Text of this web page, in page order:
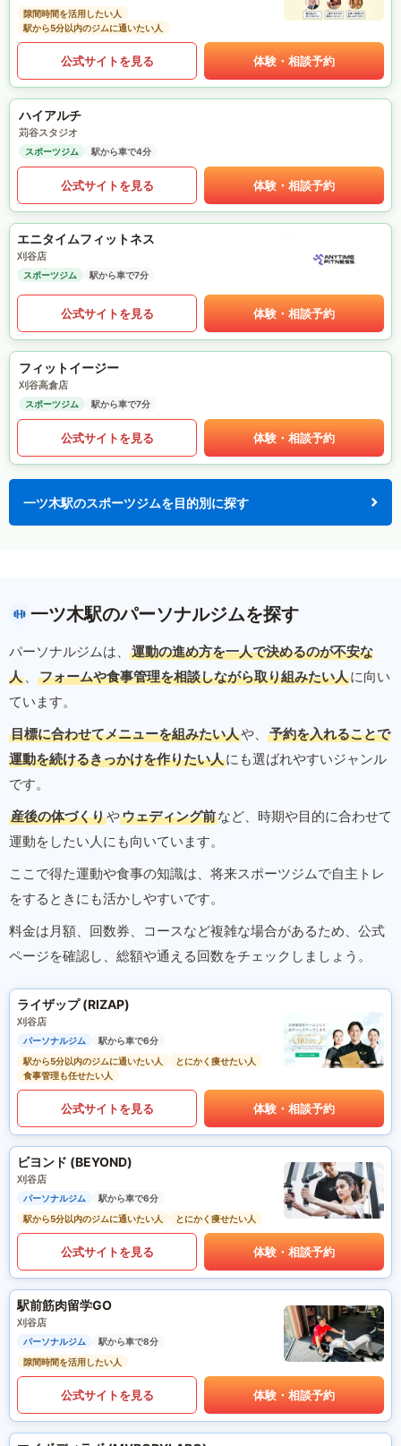
隙間時間を活用したい人
駅から5分以内のジムに通いたい人
公式サイトを見る 体験・相談予約
ハイアルチ
苅谷スタジオ
スポーツジム 駅から車で4分
公式サイトを見る 体験・相談予約
エニタイムフィットネス
刈谷店
スポーツジム 駅から車で7分
公式サイトを見る 体験・相談予約
フィットイージー
刈谷高倉店
スポーツジム 駅から車で7分
公式サイトを見る 体験・相談予約
一ツ木駅のスポーツジムを目的別に探す
一ツ木駅のパーソナルジムを探す
パーソナルジムは、
運動の進め方を一人で決めるのが不安な
人 、 フォームや食事管理を相談しながら取り組みたい人に向い
ています。
目標に合わせてメニューを組みたい人や、
予約を入れることで
運動を続けるきっかけを作りたい人にも選ばれやすいジャンル
です。
産後の体づくりやウェディング前など、時期や目的に合わせて
運動をしたい人にも向いています。
ここで得た運動や食事の知識は、将来スポーツジムで自主トレ
をするときにも活かしやすいです。
料金は月額、回数券、コースなど複雑な場合があるため、公式
ページを確認し、総額や通える回数をチェックしましょう。
ライザップ (RIZAP)
刈谷店
パーソナルジム
駅から車で6分
駅から5分以内のジムに通いたい人
とにかく痩せたい人
食事管理も任せたい人
公式サイトを見る 体験・相談予約
ビヨンド (BEYOND)
刈谷店
パーソナルジム
駅から車で6分
駅から5分以内のジムに通いたい人
とにかく痩せたい人
公式サイトを見る 体験・相談予約
駅前筋肉留学GO
刈谷店
パーソナルジム
駅から車で8分
隙間時間を活用したい人
公式サイトを見る 体験・相談予約